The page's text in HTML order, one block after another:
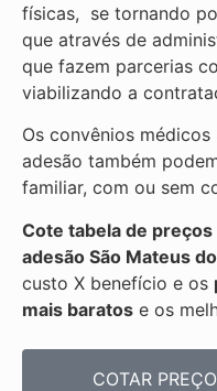
físicas, se tornando
que através de
que fazem parcerias
viabilizando a
Os convênios
adesão também
familiar, com ou sem
Cote tabela de
adesão São Mateus
custo X benefício e os
mais baratos e os
COTAR